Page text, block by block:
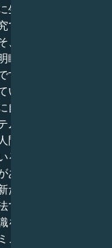
まれた人は、宇
きる虫眼鏡を授
物事をきちんと
さを持つことで
。分析的思考と
る今、あなたは
然に長けてい
を改良すること
関係に役立つこ
人脈に過度に批
る。日課や生活
なスタートを切
人生を最大限に
学びたい、自分
ニティに積極的